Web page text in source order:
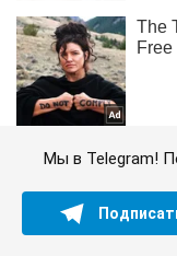
Мы в Telegram!